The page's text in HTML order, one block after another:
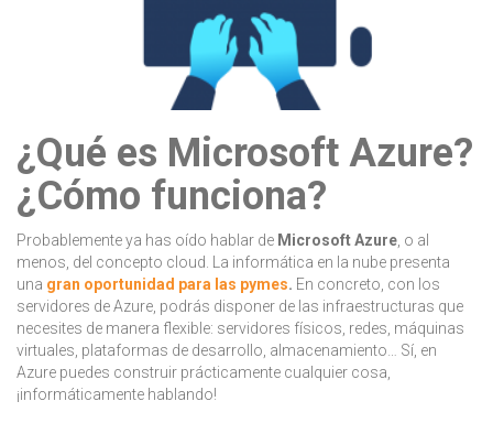
¿Qué es Microsoft Azure?
¿Cómo funciona?
Probablemente ya has oído hablar de Microsoft Azure , o al
menos, del concepto cloud. La informática en la nube presenta
una gran oportunidad para las pymes. En concreto, con los
servidores de Azure, podrás disponer de las infraestructuras que
necesites de manera flexible: servidores físicos, redes, máquinas
virtuales, plataformas de desarrollo, almacenamiento… Sí, en
Azure puedes construir prácticamente cualquier cosa,
¡informáticamente hablando!